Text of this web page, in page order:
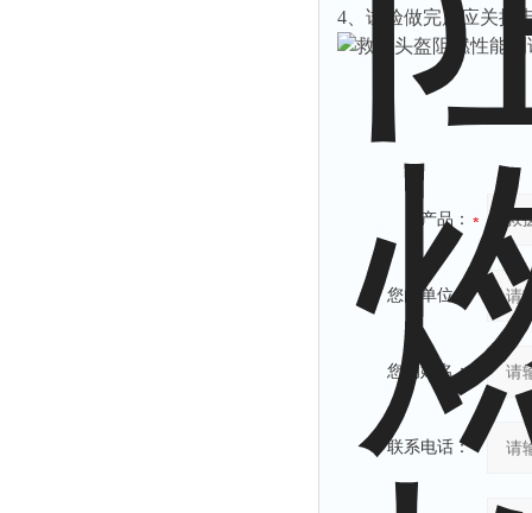
4 、试验做完后应关掉
产品：
您的单位：
您的姓名：
联系电话：